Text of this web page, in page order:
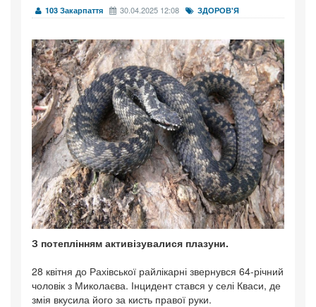
103 Закарпаття 30.04.2025 12:08 ЗДОРОВ'Я
З потеплінням активізувалися плазуни.
28 квітня до Рахівської райлікарні звернувся 64-річний
чоловік з Миколаєва. Інцидент стався у селі Кваси, де
змія вкусила його за кисть правої руки.